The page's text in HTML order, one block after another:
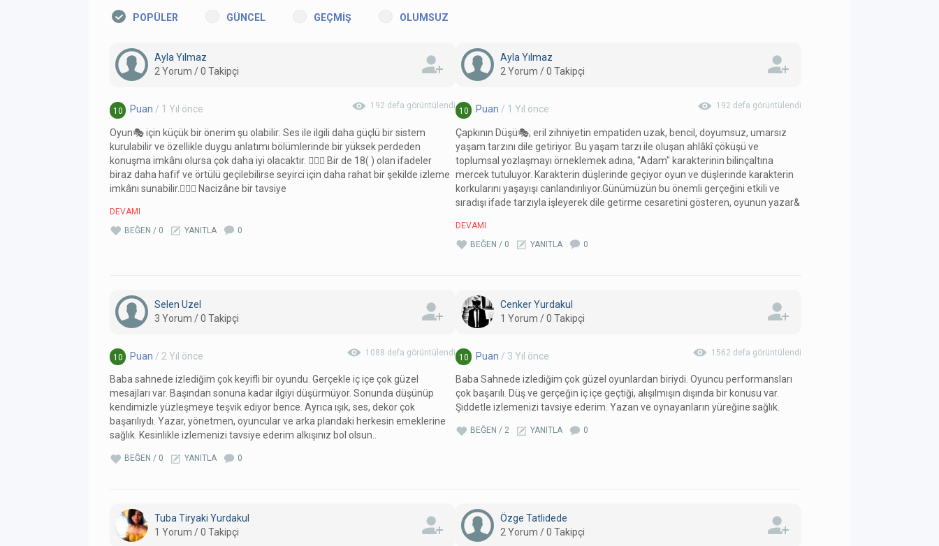
POPÜLER GÜNCEL GEÇMİŞ OLUMSUZ
Ayla Yılmaz
2 Yorum / 0 Takipçi
192 defa görüntülendi
10 Puan / 1 Yıl önce
Oyun🎭 için küçük bir önerim şu olabilir: Ses ile ilgili daha güçlü bir sistem
kurulabilir ve özellikle duygu anlatımı bölümlerinde bir yüksek perdeden
konuşma imkânı olursa çok daha iyi olacaktır. 👌🏻🍀 Bir de 18( ) olan ifadeler
biraz daha hafif ve örtülü geçilebilirse seyirci için daha rahat bir şekilde izleme
imkânı sunabilir.👌🏻🍀 Nacizâne bir tavsiye
DEVAMI
BEĞEN / 0
YANITLA 0
Ayla Yılmaz
2 Yorum / 0 Takipçi
192 defa görüntülendi
10 Puan / 1 Yıl önce
Çapkının Düşü🎭; eril zihniyetin empatiden uzak, bencil, doyumsuz, umarsız
yaşam tarzını dile getiriyor. Bu yaşam tarzı ile oluşan ahlâkî çöküşü ve
toplumsal yozlaşmayı örneklemek adına, "Adam" karakterinin bilinçaltına
mercek tutuluyor. Karakterin düşlerinde geçiyor oyun ve düşlerinde karakterin
korkularını yaşayışı canlandırılıyor.Günümüzün bu önemli gerçeğini etkili ve
sıradışı ifade tarzıyla işleyerek dile getirme cesaretini gösteren, oyunun yazar&
DEVAMI
BEĞEN / 0
YANITLA 0
Selen Uzel
3 Yorum / 0 Takipçi
1088 defa görüntülendi
10 Puan / 2 Yıl önce
Baba sahnede izlediğim çok keyifli bir oyundu. Gerçekle iç içe çok güzel
mesajları var. Başından sonuna kadar ilgiyi düşürmüyor. Sonunda düşünüp
kendimizle yüzleşmeye teşvik ediyor bence. Ayrıca ışık, ses, dekor çok
başarılıydı. Yazar, yönetmen, oyuncular ve arka plandaki herkesin emeklerine
sağlık. Kesinlikle izlemenizi tavsiye ederim alkışınız bol olsun..
BEĞEN / 0 YANITLA 0
Cenker Yurdakul
1 Yorum / 0 Takipçi
1562 defa görüntülendi
10 Puan / 3 Yıl önce
Baba Sahnede izlediğim çok güzel oyunlardan biriydi. Oyuncu performansları
çok başarılı. Düş ve gerçeğin iç içe geçtiği, alışılmışın dışında bir konusu var.
Şiddetle izlemenizi tavsiye ederim. Yazan ve oynayanların yüreğine sağlık.
BEĞEN / 2 YANITLA 0
Tuba Tiryaki Yurdakul
1 Yorum / 0 Takipçi
Özge Tatlidede
2 Yorum / 0 Takipçi